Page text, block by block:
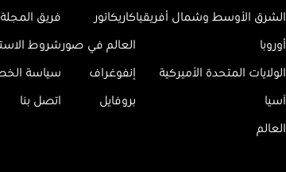
الشرق الأوسط وشمال أفريقيا
أوروبا
الولايات المتحدة الأميركية
آسيا
العالم
كاريكاتور
العالم في صور
إنفوغراف
بروفايل
فريق المجلة
شروط
سياسة
اتصل بنا